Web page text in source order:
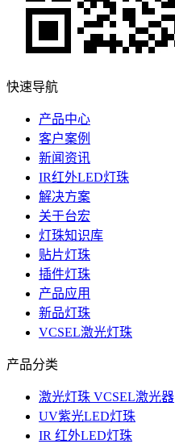
快速导航
产品中心
客户案例
新闻资讯
IR红外LED灯珠
解决方案
关于台宏
灯珠知识库
贴片灯珠
插件灯珠
产品应用
新品灯珠
VCSEL激光灯珠
产品分类
激光灯珠 VCSEL激光器
UV紫光LED灯珠
IR 红外LED灯珠